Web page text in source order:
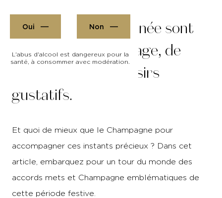
Oui Non
L'abus d'alcool est dangereux pour la
santé, à consommer avec modération.
Les fêtes de fin d’année sont
synonymes de partage, de
traditions et de plaisirs
gustatifs.
Et quoi de mieux que le Champagne pour
accompagner ces instants précieux ? Dans cet
article, embarquez pour un tour du monde des
accords mets et Champagne emblématiques de
cette période festive.